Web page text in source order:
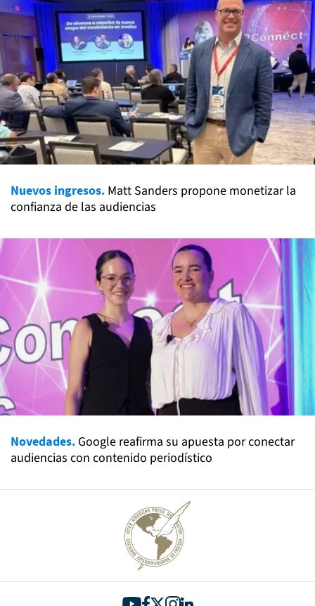
Nuevos ingresos. Matt Sanders propone monetizar la
confianza de las audiencias
Novedades. Google reafirma su apuesta por conectar
audiencias con contenido periodístico